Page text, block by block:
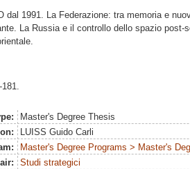
dal 1991. La Federazione: tra memoria e
La Russia e il controllo dello spazio
Master's Degree Thesis
LUISS Guido Carli
Master's Degree Programs > Master's
Studi strategici